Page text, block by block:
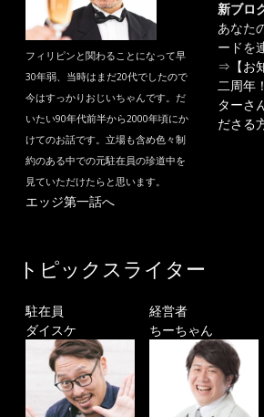
フィリピンと関わることになって早
30年弱、当時はまだ20代でしたので
今はすっかりおじいちゃんです。だ
いたい90年代前半から2000年頃にか
けてのお話です。立場も含め色々制
約のある中での元駐在員の珍道中を
見ていただけたらと思います。
エッジ第一話へ
新ブロ
あなた
ードを
⇒ 【お
二周年
ターさ
ださる
トピックスライター
駐在員
ダイスケ
経営者
ちーちゃん